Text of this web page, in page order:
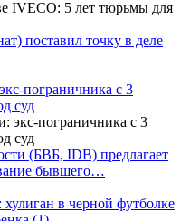
поставил точку в деле
пограничника с 3
суд
(БВБ, IDB) предлагает
бывшего…
в черной футболке